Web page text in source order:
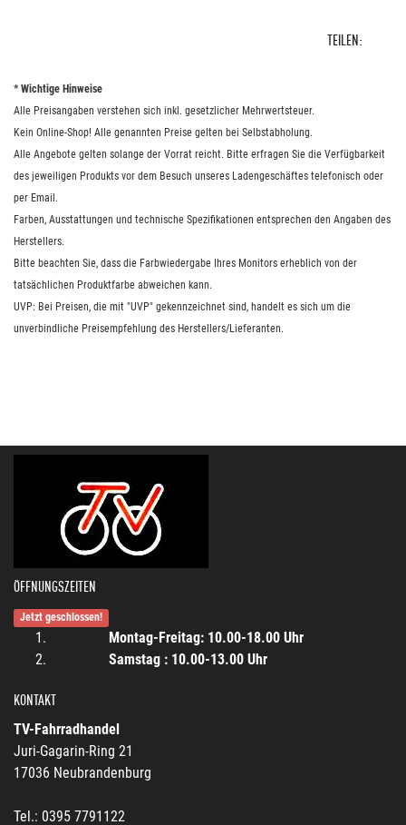
TEILEN:
* Wichtige Hinweise
Alle Preisangaben verstehen sich inkl. gesetzlicher Mehrwertsteuer.
Kein Online-Shop! Alle genannten Preise gelten bei Selbstabholung.
Alle Angebote gelten solange der Vorrat reicht. Bitte erfragen Sie die Verfügbarkeit
des jeweiligen Produkts vor dem Besuch unseres Ladengeschäftes telefonisch oder
per Email.
Farben, Ausstattungen und technische Spezifikationen entsprechen den Angaben des
Herstellers.
Bitte beachten Sie, dass die Farbwiedergabe Ihres Monitors erheblich von der
tatsächlichen Produktfarbe abweichen kann.
UVP: Bei Preisen, die mit "UVP" gekennzeichnet sind, handelt es sich um die
unverbindliche Preisempfehlung des Herstellers/Lieferanten.
ÖFFNUNGSZEITEN
Jetzt geschlossen!
Montag-Freitag: 10.00-18.00 Uhr
Samstag : 10.00-13.00 Uhr
KONTAKT
TV-Fahrradhandel
Juri-Gagarin-Ring 21
17036 Neubrandenburg
Tel.: 0395 7791122